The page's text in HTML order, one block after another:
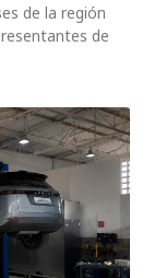
de la región
de